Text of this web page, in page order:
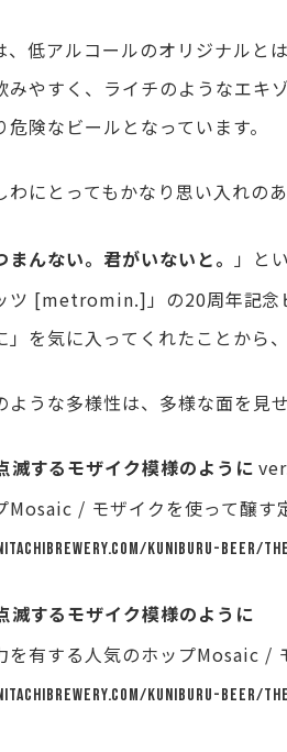
低アルコールのオリジナルと
みやすく、ライチのようなエキ
危険なビールとなっています。
わにとってもかなり思い入れの
まんない。君がいないと。
」と
ツ [metromin.]」の20周年記念
」を気に入ってくれたことから
ような多様性は、多様な面を見
滅するモザイク模様のように
Mosaic / モザイクを使って醸す
kuniburu-beer/
滅するモザイク模様のように
を有する人気のホップMosaic /
kuniburu-beer/